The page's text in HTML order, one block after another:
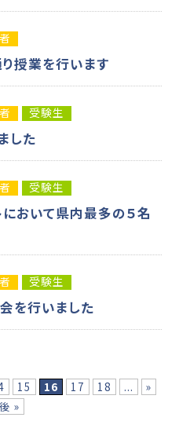
り授業を行います
受験生
した
受験生
おいて県内最多の５名
受験生
を行いました
15 16 17 18 ...
»
»